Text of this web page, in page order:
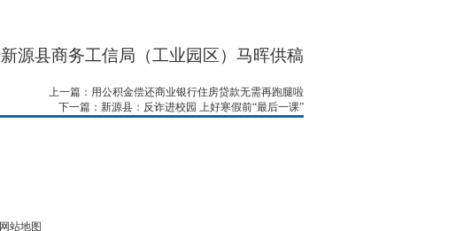
新源县商务工信局（工业园区）马晖供稿
上一篇：用公积金偿还商业银行住房贷款无需再跑腿啦
下一篇：新源县：反诈进校园 上好寒假前“最后一课”
网站地图